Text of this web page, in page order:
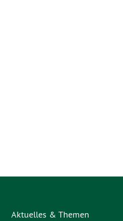
Aktuelles & Themen